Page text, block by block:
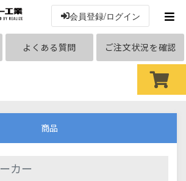
会員登録/ログイン
よくある質問 ご注文状況を確認
商品
カー